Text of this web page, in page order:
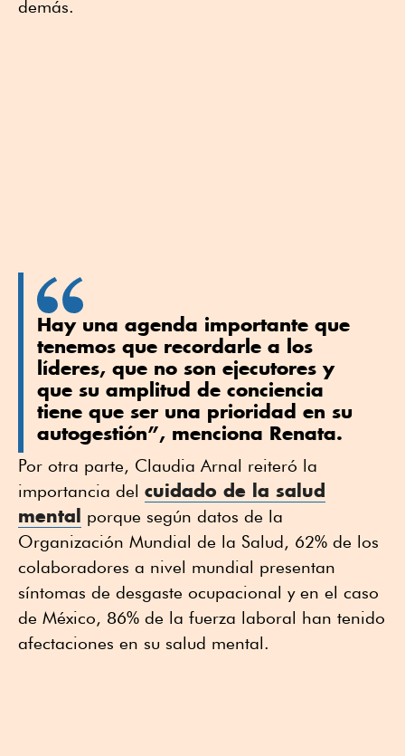
demás.
Hay una agenda importante que
tenemos que recordarle a los
líderes, que no son ejecutores y
que su amplitud de conciencia
tiene que ser una prioridad en su
autogestión”, menciona Renata.
Por otra parte, Claudia Arnal reiteró la
importancia del cuidado de la salud
mental porque según datos de la
Organización Mundial de la Salud, 62% de los
colaboradores a nivel mundial presentan
síntomas de desgaste ocupacional y en el caso
de México, 86% de la fuerza laboral han tenido
afectaciones en su salud mental.